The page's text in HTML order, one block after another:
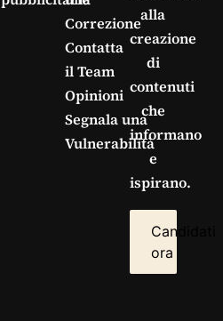
Correzione
Contatta
il Team
Opinioni
Segnala una
Vulnerabilità
alla
creazione
di
contenuti
che
informano
e
ispirano.
Candidati
ora